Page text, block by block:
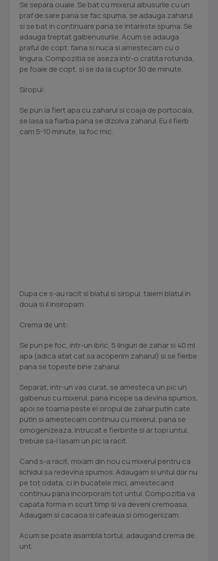
Se separa ouale. Se bat cu mixerul albusurile cu un
praf de sare pana se fac spuma, se adauga zaharul
si se bat in continuare pana se intareste spuma. Se
adauga treptat galbenusurile. Acum se adauga
praful de copt, faina si nuca si amestecam cu o
lingura. Compozitia se aseza intr-o cratita rotunda,
pe foaie de copt, si se da la cuptor 30 de minute.
Siropul:
Se pun la fiert apa cu zaharul si coaja de portocala,
se lasa sa fiarba pana se dizolva zaharul. Eu il fierb
cam 5-10 minute, la foc mic.
Dupa ce s-au racit si blatul si siropul, taiem blatul in
doua si il insiropam.
Crema de unt:
Se pun pe foc, intr-un ibric, 5 linguri de zahar si 40 ml
apa (adica atat cat sa acoperim zaharul) si se fierbe
pana se topeste bine zaharul.
Separat, intr-un vas curat, se amesteca un pic un
galbenus cu mixerul, pana incepe sa devina spumos,
apoi se toarna peste el siropul de zahar putin cate
putin si amestecam continuu cu mixerul, pana se
omogenizeaza. Intrucat e fierbinte si ar topi untul,
trebuie sa-l lasam un pic la racit.
Cand s-a racit, mixam din nou cu mixerul pentru ca
lichidul sa redevina spumos. Adaugam si untul dar nu
pe tot odata, ci in bucatele mici, amestecand
continuu pana incorporam tot untul. Compozitia va
capata forma in scurt timp si va deveni cremoasa.
Adaugam si cacaoa si cafeaua si omogenizam.
Acum se poate asambla tortul, adaugand crema de
unt.